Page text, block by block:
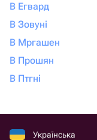
В Егвард
В Зовуні
В Мргашен
В Прошян
В Птгні
Українська